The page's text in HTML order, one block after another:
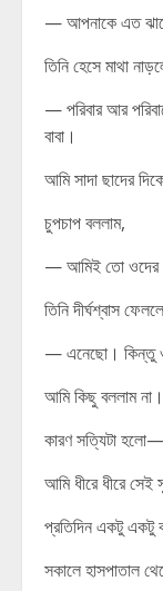
— আপনাকে এত
তিনি হেসে মাথা
— পরিবার আর
বাবা।
আমি সাদা ছাদের
চুপচাপ বললাম,
— আমিই তো ওদের
তিনি দীর্ঘশ্বাস
— এনেছো। কিন্তু
আমি কিছু বললাম না।
কারণ সত্যিটা হলো—
আমি ধীরে ধীরে সেই
প্রতিদিন একটু একটু
সকালে হাসপাতাল